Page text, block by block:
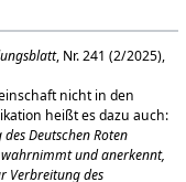
, Nr. 241 (2/2025),
nicht in den
heißt es dazu auch:
Deutschen Roten
und anerkennt,
Verbreitung des